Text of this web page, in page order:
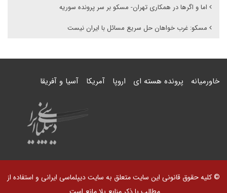
اما و اگرها در همکاری تهران- مسکو بر سر پرونده سوریه
مسکو: غرب خواهان حل سریع مسائل با ایران نیست
خاورمیانه پرونده هسته ای اروپا آمریکا آسیا و آفریقا
© کلیه حقوق قانونی این سایت متعلق به سایت دیپلماسی ایرانی و استفاده از